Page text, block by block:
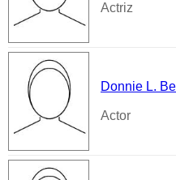
Actriz
Donnie L.
Actor